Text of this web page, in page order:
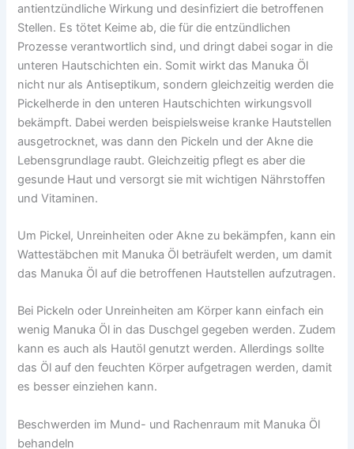
antientzündliche Wirkung und desinfiziert die betroffenen
Stellen. Es tötet Keime ab, die für die entzündlichen
Prozesse verantwortlich sind, und dringt dabei sogar in die
unteren Hautschichten ein. Somit wirkt das Manuka Öl
nicht nur als Antiseptikum, sondern gleichzeitig werden die
Pickelherde in den unteren Hautschichten wirkungsvoll
bekämpft. Dabei werden beispielsweise kranke Hautstellen
ausgetrocknet, was dann den Pickeln und der Akne die
Lebensgrundlage raubt. Gleichzeitig pflegt es aber die
gesunde Haut und versorgt sie mit wichtigen Nährstoffen
und Vitaminen.
Um Pickel, Unreinheiten oder Akne zu bekämpfen, kann ein
Wattestäbchen mit Manuka Öl beträufelt werden, um damit
das Manuka Öl auf die betroffenen Hautstellen aufzutragen.
Bei Pickeln oder Unreinheiten am Körper kann einfach ein
wenig Manuka Öl in das Duschgel gegeben werden. Zudem
kann es auch als Hautöl genutzt werden. Allerdings sollte
das Öl auf den feuchten Körper aufgetragen werden, damit
es besser einziehen kann.
Beschwerden im Mund- und Rachenraum mit Manuka Öl
behandeln